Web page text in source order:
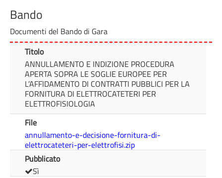
Bando
Documenti del Bando di Gara
Titolo
ANNULLAMENTO E INDIZIONE PROCEDURA
APERTA SOPRA LE SOGLIE EUROPEE PER
L’AFFIDAMENTO DI CONTRATTI PUBBLICI PER LA
FORNITURA DI ELETTROCATETERI PER
ELETTROFISIOLOGIA
File
annullamento-e-decisione-fornitura-di-
elettrocateteri-per-elettrofisi.zip
Pubblicato
Sì